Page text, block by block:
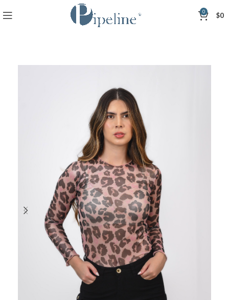
0 $0